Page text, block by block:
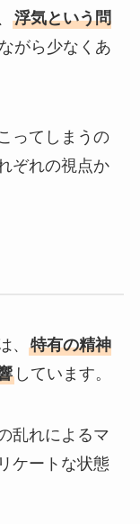
浮気という問
がら少なくあ
ってしまうの
ぞれの視点か
、 特有の精神
しています。
乱れによるマ
ケートな状態